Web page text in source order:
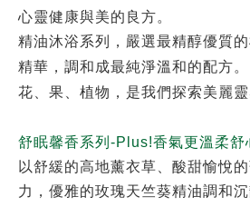
心靈健康與美的良方。
精油沐浴系列，嚴選最精醇優質
精華，調和成最純淨溫和的配方。
花、果、植物，是我們探索美麗靈
舒眠馨香系列 -Plus!香氣更溫柔舒
以舒緩的高地薰衣草、酸甜愉悅
力，優雅的玫瑰天竺葵精油調和